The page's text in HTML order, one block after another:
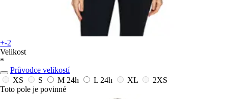
+-2
Velikost
*
Průvodce velikostí
XS
S M 24h L 24h XL
2XS
Toto pole je povinné